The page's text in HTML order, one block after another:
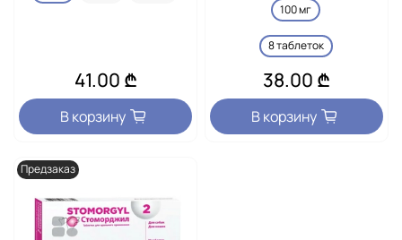
41.00 ₾
В корзину
100 мг
8 таблеток
38.00 ₾
В корзину
Предзаказ